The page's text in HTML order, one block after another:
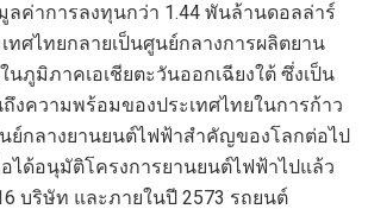
ลค่าการลงทุนกว่า 1.44 พันล้านดอลล่าร์
ทศไทยกลายเป็นศูนย์กลางการผลิตยาน
ภูมิภาคเอเชียตะวันออกเฉียงใต้ ซึ่งเป็น
ถึงความพร้อมของประเทศไทยในการก้าว
ย์กลางยานยนต์ไฟฟ้าสำคัญของโลกต่อไป
ได้อนุมัติโครงการยานยนต์ไฟฟ้าไปแล้ว
บริษัท และภายในปี 2573 รถยนต์